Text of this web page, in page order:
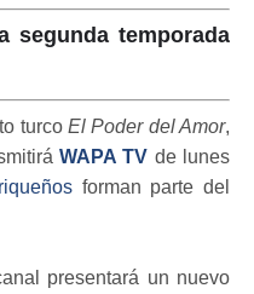
segunda temporada
turco El Poder del Amor,
WAPA TV de lunes
forman parte del
presentará un nuevo